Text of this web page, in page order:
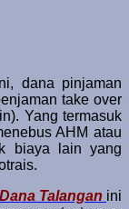
dana pinjaman
take over
Yang termasuk
AHM atau
biaya lain yang
Talangan ini